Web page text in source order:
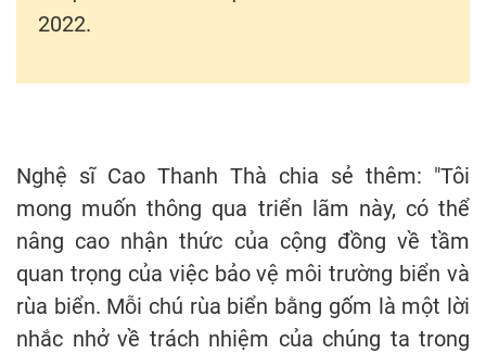
2022.
Nghệ sĩ Cao Thanh Thà chia sẻ thêm: "Tôi
mong muốn thông qua triển lãm này, có thể
nâng cao nhận thức của cộng đồng về tầm
quan trọng của việc bảo vệ môi trường biển và
rùa biển. Mỗi chú rùa biển bằng gốm là một lời
nhắc nhở về trách nhiệm của chúng ta trong